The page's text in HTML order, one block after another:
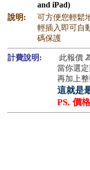
and iPad)
說明:
可方便您輕鬆
輕插入即可自
碼保護
計費說明:
此報價
當你選
再加上
這就是
PS. 價